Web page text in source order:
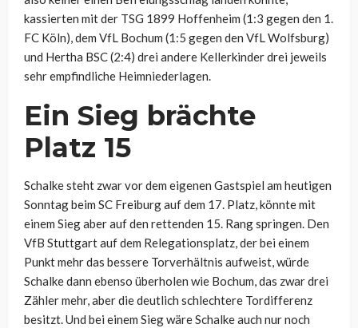
kassierten mit der TSG 1899 Hoffenheim (1:3 gegen den 1.
FC Köln), dem VfL Bochum (1:5 gegen den VfL Wolfsburg)
und Hertha BSC (2:4) drei andere Kellerkinder drei jeweils
sehr empfindliche Heimniederlagen.
Ein Sieg brächte
Platz 15
Schalke steht zwar vor dem eigenen Gastspiel am heutigen
Sonntag beim SC Freiburg auf dem 17. Platz, könnte mit
einem Sieg aber auf den rettenden 15. Rang springen. Den
VfB Stuttgart auf dem Relegationsplatz, der bei einem
Punkt mehr das bessere Torverhältnis aufweist, würde
Schalke dann ebenso überholen wie Bochum, das zwar drei
Zähler mehr, aber die deutlich schlechtere Tordifferenz
besitzt. Und bei einem Sieg wäre Schalke auch nur noch